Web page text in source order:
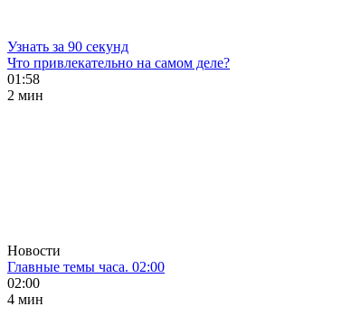
Узнать за 90 секунд
Что привлекательно на самом деле?
01:58
2 мин
Новости
Главные темы часа. 02:00
02:00
4 мин